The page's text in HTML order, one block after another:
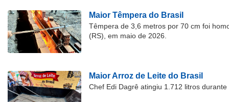
Maior Têmpera do Brasil
Têmpera de 3,6 metros por 70 cm foi
(RS), em maio de 2026.
Maior Arroz de Leite do Brasil
Chef Edi Dagrê atingiu 1.712 litros